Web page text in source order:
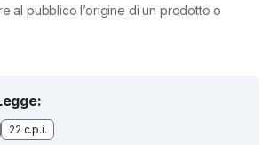
al pubblico l’origine di un prodotto o
22 c.p.i.